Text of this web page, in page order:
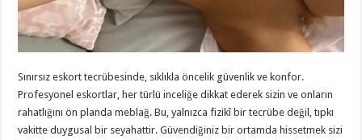
Sınırsız eskort tecrübesinde, sıklıkla öncelik güvenlik ve konfor.
Profesyonel eskortlar, her türlü inceliğe dikkat ederek sizin ve onların
rahatlığını ön planda meblağ. Bu, yalnızca fizikî bir tecrübe değil, tıpkı
vakitte duygusal bir seyahattir. Güvendiğiniz bir ortamda hissetmek sizi